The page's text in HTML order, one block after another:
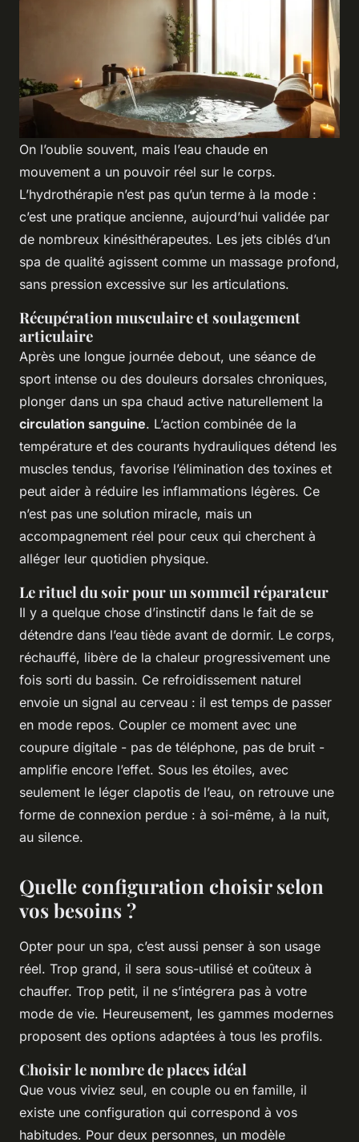
On l’oublie souvent, mais l’eau chaude en
mouvement a un pouvoir réel sur le corps.
L’hydrothérapie n’est pas qu’un terme à la mode :
c’est une pratique ancienne, aujourd’hui validée par
de nombreux kinésithérapeutes. Les jets ciblés d’un
spa de qualité agissent comme un massage profond,
sans pression excessive sur les articulations.
Récupération musculaire et soulagement
articulaire
Après une longue journée debout, une séance de
sport intense ou des douleurs dorsales chroniques,
plonger dans un spa chaud active naturellement la
circulation sanguine. L’action combinée de la
température et des courants hydrauliques détend les
muscles tendus, favorise l’élimination des toxines et
peut aider à réduire les inflammations légères. Ce
n’est pas une solution miracle, mais un
accompagnement réel pour ceux qui cherchent à
alléger leur quotidien physique.
Le rituel du soir pour un sommeil réparateur
Il y a quelque chose d’instinctif dans le fait de se
détendre dans l’eau tiède avant de dormir. Le corps,
réchauffé, libère de la chaleur progressivement une
fois sorti du bassin. Ce refroidissement naturel
envoie un signal au cerveau : il est temps de passer
en mode repos. Coupler ce moment avec une
coupure digitale - pas de téléphone, pas de bruit -
amplifie encore l’effet. Sous les étoiles, avec
seulement le léger clapotis de l’eau, on retrouve une
forme de connexion perdue : à soi-même, à la nuit,
au silence.
Quelle configuration choisir selon
vos besoins ?
Opter pour un spa, c’est aussi penser à son usage
réel. Trop grand, il sera sous-utilisé et coûteux à
chauffer. Trop petit, il ne s’intégrera pas à votre
mode de vie. Heureusement, les gammes modernes
proposent des options adaptées à tous les profils.
Choisir le nombre de places idéal
Que vous viviez seul, en couple ou en famille, il
existe une configuration qui correspond à vos
habitudes. Pour deux personnes, un modèle